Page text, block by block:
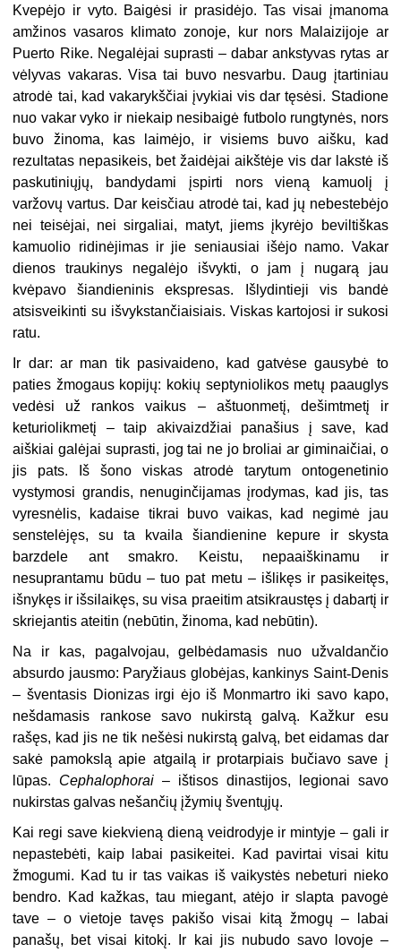
Kvepėjo ir vyto. Baigėsi ir prasidėjo. Tas visai įmanoma
amžinos vasaros klimato zonoje, kur nors Malaizijoje ar
Puerto Rike. Negalėjai suprasti – dabar ankstyvas rytas ar
vėlyvas vakaras. Visa tai buvo nesvarbu. Daug įtartiniau
atrodė tai, kad vakarykščiai įvykiai vis dar tęsėsi. Stadione
nuo vakar vyko ir niekaip nesibaigė futbolo rungtynės, nors
buvo žinoma, kas laimėjo, ir visiems buvo aišku, kad
rezultatas nepasikeis, bet žaidėjai aikštėje vis dar lakstė iš
paskutiniųjų, bandydami įspirti nors vieną kamuolį į
varžovų vartus. Dar keisčiau atrodė tai, kad jų nebestebėjo
nei teisėjai, nei sirgaliai, matyt, jiems įkyrėjo beviltiškas
kamuolio ridinėjimas ir jie seniausiai išėjo namo. Vakar
dienos traukinys negalėjo išvykti, o jam į nugarą jau
kvėpavo šiandieninis ekspresas. Išlydintieji vis bandė
atsisveikinti su išvykstančiaisiais. Viskas kartojosi ir sukosi
ratu.
Ir dar: ar man tik pasivaideno, kad gatvėse gausybė to
paties žmogaus kopijų: kokių septyniolikos metų paauglys
vedėsi už rankos vaikus – aštuonmetį, dešimtmetį ir
keturiolikmetį – taip akivaizdžiai panašius į save, kad
aiškiai galėjai suprasti, jog tai ne jo broliai ar giminaičiai, o
jis pats. Iš šono viskas atrodė tarytum ontogenetinio
vystymosi grandis, nenuginčijamas įrodymas, kad jis, tas
vyresnėlis, kadaise tikrai buvo vaikas, kad negimė jau
senstelėjęs, su ta kvaila šiandienine kepure ir skysta
barzdele ant smakro. Keistu, nepaaiškinamu ir
nesuprantamu būdu – tuo pat metu – išlikęs ir pasikeitęs,
išnykęs ir išsilaikęs, su visa praeitim atsikraustęs į dabartį ir
skriejantis ateitin (nebūtin, žinoma, kad nebūtin).
Na ir kas, pagalvojau, gelbėdamasis nuo užvaldančio
absurdo jausmo: Paryžiaus globėjas, kankinys Saint‑Denis
– šventasis Dionizas irgi ėjo iš Monmartro iki savo kapo,
nešdamasis rankose savo nukirstą galvą. Kažkur esu
rašęs, kad jis ne tik nešėsi nukirstą galvą, bet eidamas dar
sakė pamokslą apie atgailą ir protarpiais bučiavo save į
lūpas. Cephalophorai – ištisos dinastijos, legionai savo
nukirstas galvas nešančių įžymių šventųjų.
Kai regi save kiekvieną dieną veidrodyje ir mintyje – gali ir
nepastebėti, kaip labai pasikeitei. Kad pavirtai visai kitu
žmogumi. Kad tu ir tas vaikas iš vaikystės nebeturi nieko
bendro. Kad kažkas, tau miegant, atėjo ir slapta pavogė
tave – o vietoje tavęs pakišo visai kitą žmogų – labai
panašų, bet visai kitokį. Ir kai jis nubudo savo lovoje –